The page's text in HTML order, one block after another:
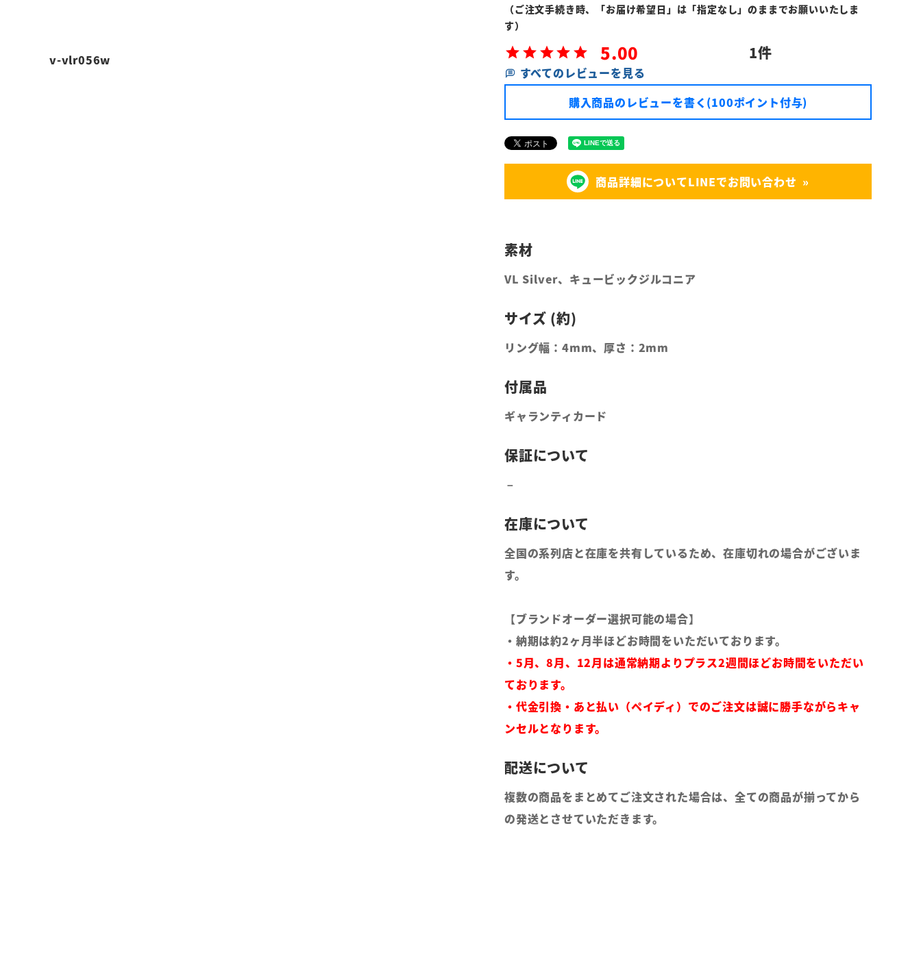
v-vlr056w
（ご注文手続き時、「お届け希望日」は「指定なし」のままでお願いいたしま
す）
5.00 1
すべてのレビューを見る
購入商品のレビューを書く(100ポイント付与)
商品詳細についてLINEでお問い合わせ
VL Silver、キュービックジルコニア
リング幅：4mm、厚さ：2mm
ギャランティカード
全国の系列店と在庫を共有しているため、在庫切れの場合がございま
す。
【ブランドオーダー選択可能の場合】
・納期は約2ヶ月半ほどお時間をいただいております。
・5月、8月、12月は通常納期よりプラス2週間ほどお時間をいただい
ております。
・代金引換・あと払い（ペイディ）でのご注文は誠に勝手ながらキャ
ンセルとなります。
複数の商品をまとめてご注文された場合は、全ての商品が揃ってから
の発送とさせていただきます。